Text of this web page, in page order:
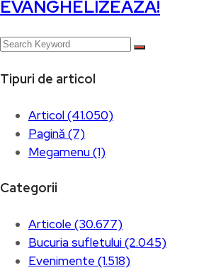
EVANGHELIZEAZĂ!
Tipuri de articol
Articol (41.050)
Pagină (7)
Megamenu (1)
Categorii
Articole (30.677)
Bucuria sufletului (2.045)
Evenimente (1.518)